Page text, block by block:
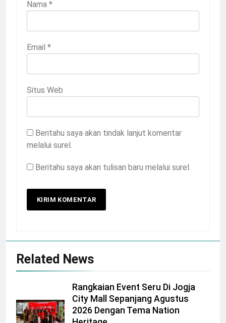
Nama *
Email *
Situs Web
Beritahu saya akan tindak lanjut komentar
melalui surel.
Beritahu saya akan tulisan baru melalui surel.
Related News
Rangkaian Event Seru Di Jogja
City Mall Sepanjang Agustus
2026 Dengan Tema Nation